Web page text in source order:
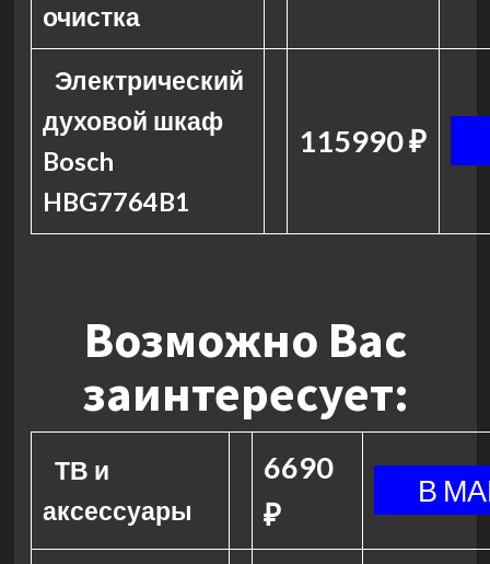
очистка
Электрический
духовой шкаф
Bosch
HBG7764B1
115990 ₽
Возможно Вас
заинтересует:
ТВ и
аксессуары
6690
₽